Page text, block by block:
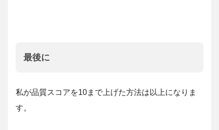
最後に
私が品質スコアを10まで上げた方法は以上になりま
す。